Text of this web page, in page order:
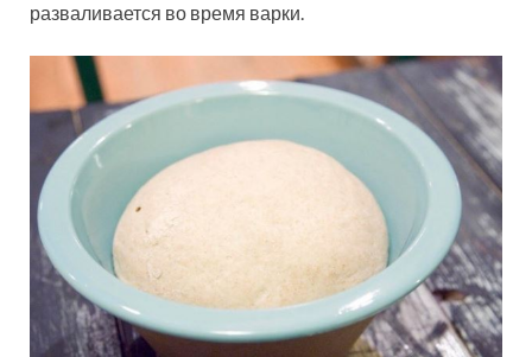
разваливается во время варки.